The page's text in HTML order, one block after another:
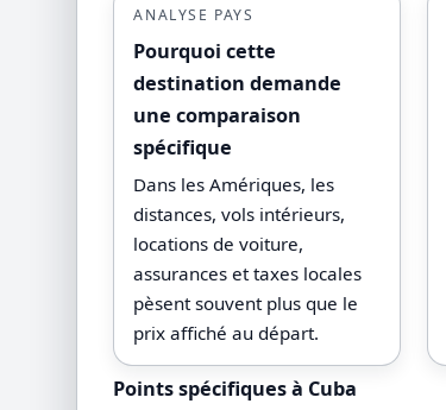
ANALYSE PAYS
Pourquoi cette
destination demande
une comparaison
spécifique
Dans les Amériques, les
distances, vols intérieurs,
locations de voiture,
assurances et taxes locales
pèsent souvent plus que le
prix affiché au départ.
Points spécifiques à Cuba